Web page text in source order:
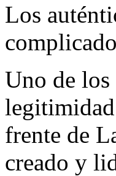
Los
Uno de los
legitimidad
frente de
creado y